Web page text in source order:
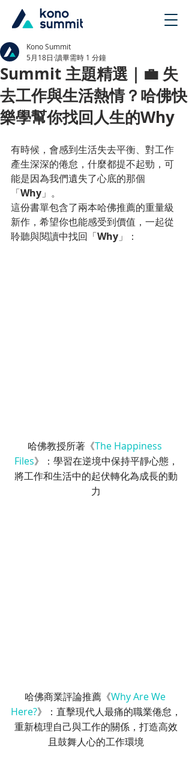
Summit 主題精選｜💼 失
去工作與生活熱情？哈佛快
樂學幫你找回人生的Why
Kono Summit
5月18日 讀畢需時 1 分鐘
有時候，會感到生活失去平衡、對工作
產生深深的倦怠，什麼都提不起勁，可
能是因為我們遺失了心底的那個
「Why 」。
這份書單包含了兩本哈佛推薦的重量級
新作，希望你也能感受到價值，一起從
聆聽與閱讀中找回「Why 」：
哈佛教授所著《The Happiness
Files》：學習在逆境中保持平靜心態，
將工作和生活中的起伏轉化為成長的動
力
哈佛商業評論推薦《Why Are We
Here?》：直擊現代人最痛的職業倦怠，
重新梳理自己與工作的關係，打造高效
且鼓舞人心的工作環境